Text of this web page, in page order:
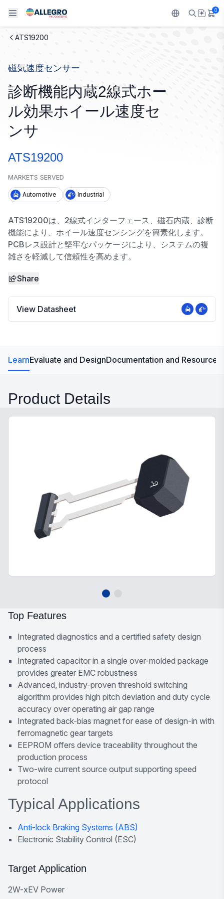
Back To Main Menu
製品
センサー
レギュレート
Back To Main Menu
用途
自動車
工業
Technologies
Back To Main Menu
設計サポート
設計と開発
パッケージング
Back To Main Menu
技術リソース
Resource Center
Back To Main Menu
ALLEGRO について
私たちの会社
キャリア
Growth and Inclusion
お問い合わせ先
0
ATS19200
磁気速度センサー
診断機能内蔵2線式ホー
ル効果ホイール速度セ
ンサ
ATS19200
MARKETS SERVED
Automotive Industrial
ATS19200は、2線式インターフェース、磁石内蔵、診断
機能により、ホイール速度センシングを簡素化します。
PCBレス設計と堅牢なパッケージにより、システムの複
雑さを軽減して信頼性を高めます。
Share
View Datasheet
LearnEvaluate and DesignDocumentation and Resources
Product Details
Top Features
Integrated diagnostics and a certified safety design
process
Integrated capacitor in a single over-molded package
provides greater EMC robustness
Advanced, industry-proven threshold switching
algorithm provides high pitch deviation and duty cycle
accuracy over operating air gap range
Integrated back-bias magnet for ease of design-in with
ferromagnetic gear targets
EEPROM offers device traceability throughout the
production process
Two-wire current source output supporting speed
protocol
Typical Applications
Anti-lock Braking Systems (ABS)
Electronic Stability Control (ESC)
Target Application
2W-xEV Power